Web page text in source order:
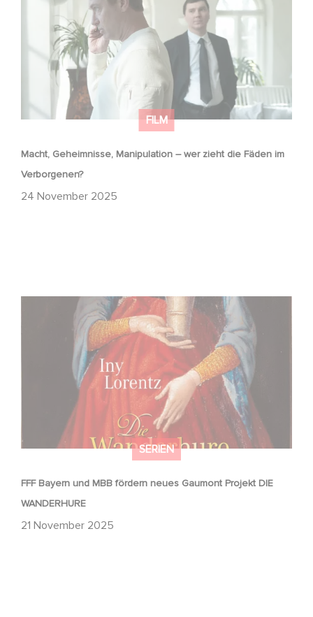
FILM
Macht, Geheimnisse, Manipulation – wer zieht die Fäden im
Verborgenen?
24 November 2025
SERIEN
FFF Bayern und MBB fördern neues Gaumont Projekt DIE
WANDERHURE
21 November 2025
FFF Bayern und MBB fördern neues Gaumont Projekt DIE
WANDERHURE